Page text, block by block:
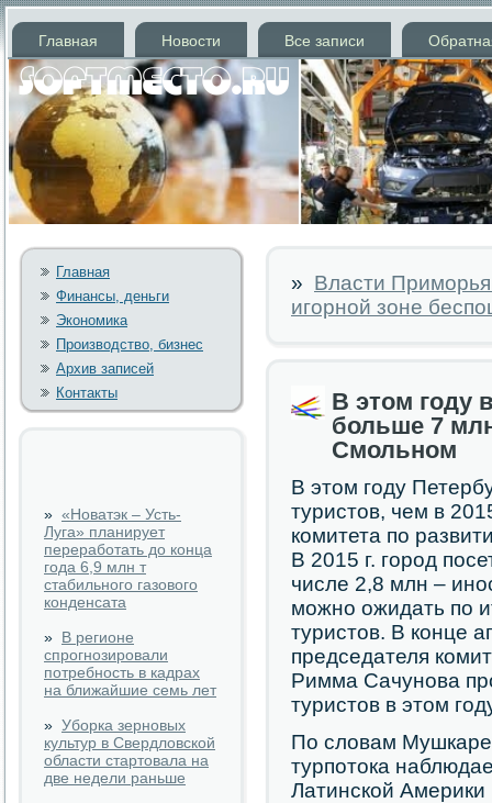
Главная Новости Все записи
Главная
Финансы, деньги
Экономика
Производство, бизнес
Архив записей
Контакты
» «Новатэк – Усть-
Луга» планирует
переработать до конца
года 6,9 млн т
стабильного газового
конденсата
» В регионе
спрогнозировали
потребность в кадрах
на ближайшие семь лет
» Уборка зерновых
культур в Свердловской
области стартовала на
две недели раньше
» Власти
игорной зоне
В этом году
больше 7
Смольном
В этом году
туристов, чем в
комитета по
В 2015 г. город
числе 2,8 млн –
можно ожидать по
туристов. В конце
председателя
Римма Сачунова
туристов в этом
По словам
турпотока
Латинской Америки